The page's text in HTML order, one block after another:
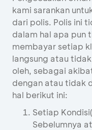
kami sarankan
dari polis. Polis ini
dalam hal apa pun
membayar setiap
langsung atau
oleh, sebagai
dengan atau tidak
hal berikut ini:
Setiap
Sebelumnya